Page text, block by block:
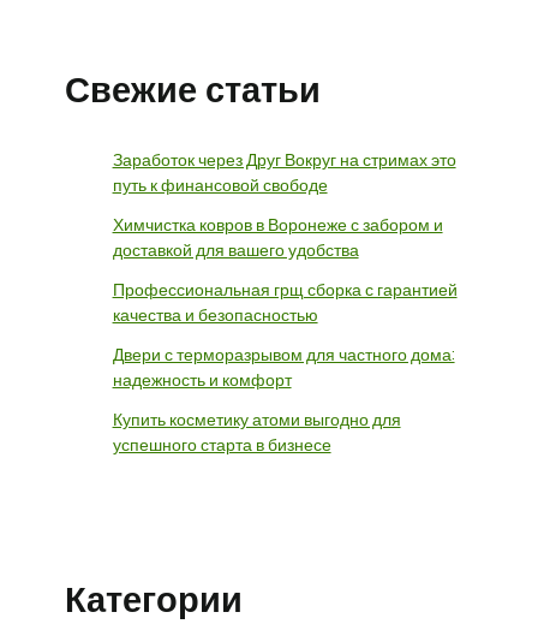
Свежие статьи
Заработок через Друг Вокруг на стримах это
путь к финансовой свободе
Химчистка ковров в Воронеже с забором и
доставкой для вашего удобства
Профессиональная грщ сборка с гарантией
качества и безопасностью
Двери с терморазрывом для частного дома:
надежность и комфорт
Купить косметику атоми выгодно для
успешного старта в бизнесе
Категории